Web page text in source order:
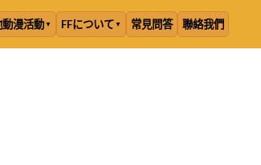
動漫活動 FFについて 常見問答 聯絡我們